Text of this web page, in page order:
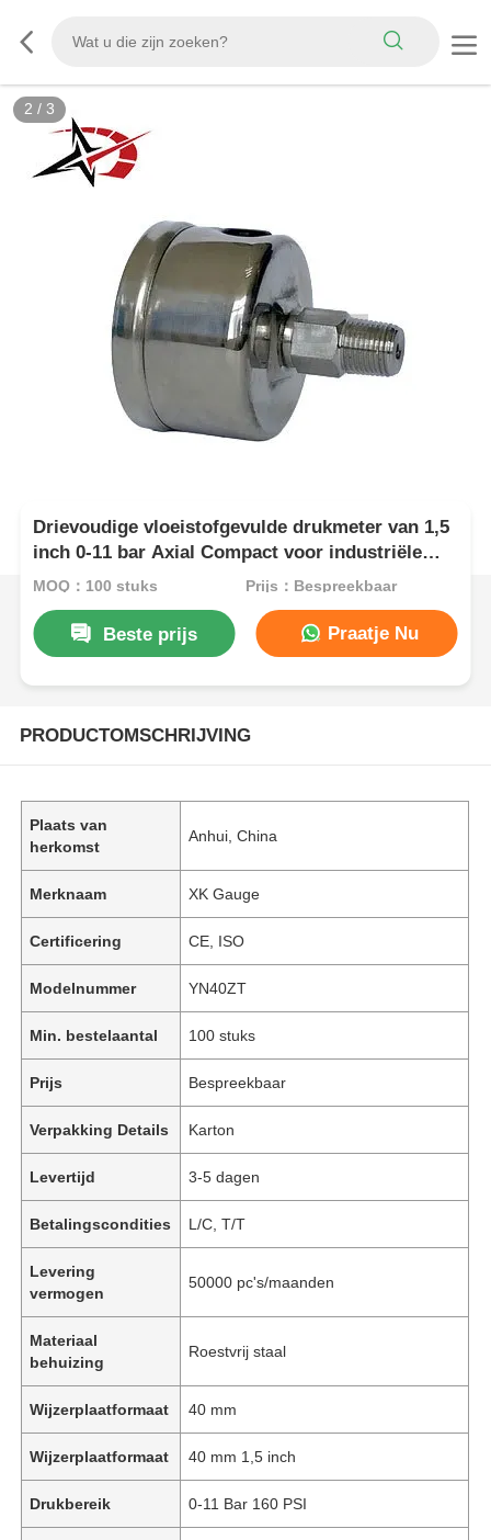
2 / 3
Drievoudige vloeistofgevulde drukmeter van 1,5
inch 0-11 bar Axial Compact voor industriële
leessystemen met meerdere eenheden
MOQ：100 stuks Prijs：Bespreekbaar
Beste prijs Praatje Nu
PRODUCTOMSCHRIJVING
Plaats van
herkomst
Anhui, China
Merknaam XK Gauge
Certificering CE, ISO
Modelnummer YN40ZT
Min. bestelaantal 100 stuks
Prijs Bespreekbaar
Verpakking Details Karton
Levertijd 3-5 dagen
Betalingscondities L/C, T/T
Levering
vermogen
50000 pc's/maanden
Materiaal
behuizing
Roestvrij staal
Wijzerplaatformaat 40 mm
Wijzerplaatformaat 40 mm 1,5 inch
Drukbereik 0-11 Bar 160 PSI